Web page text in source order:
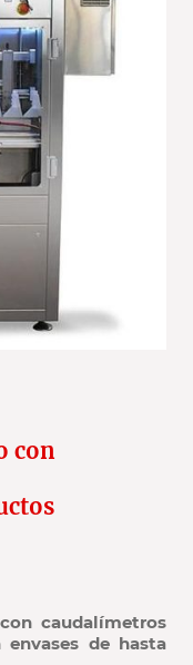
con
caudalímetros
envases de hasta